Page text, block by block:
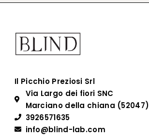
Il Picchio Preziosi Srl
Via Largo dei fiori SNC
Marciano della chiana (52047)
3926571635
info@blind-lab.com